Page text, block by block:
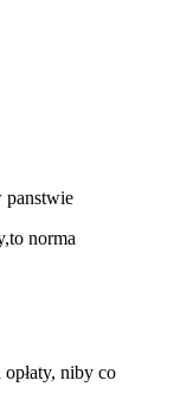
panstwie
norma
niby co